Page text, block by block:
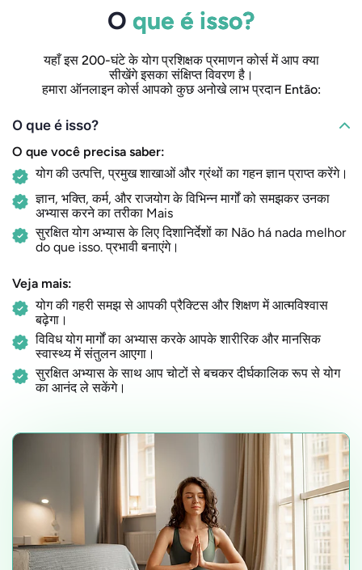
O que é isso?
यहाँ इस 200-घंटे के योग प्रशिक्षक प्रमाणन कोर्स में आप क्या
सीखेंगे इसका संक्षिप्त विवरण है।
हमारा ऑनलाइन कोर्स आपको कुछ अनोखे लाभ प्रदान Então:
O que é isso?
O que você precisa saber:
योग की उत्पत्ति, प्रमुख शाखाओं और ग्रंथों का गहन ज्ञान प्राप्त करेंगे।
ज्ञान, भक्ति, कर्म, और राजयोग के विभिन्न मार्गों को समझकर उनका
अभ्यास करने का तरीका Mais
सुरक्षित योग अभ्यास के लिए दिशानिर्देशों का Não há nada melhor
do que isso. प्रभावी बनाएंगे।
Veja mais:
योग की गहरी समझ से आपकी प्रैक्टिस और शिक्षण में आत्मविश्वास
बढ़ेगा।
विविध योग मार्गों का अभ्यास करके आपके शारीरिक और मानसिक
स्वास्थ्य में संतुलन आएगा।
सुरक्षित अभ्यास के साथ आप चोटों से बचकर दीर्घकालिक रूप से योग
का आनंद ले सकेंगे।